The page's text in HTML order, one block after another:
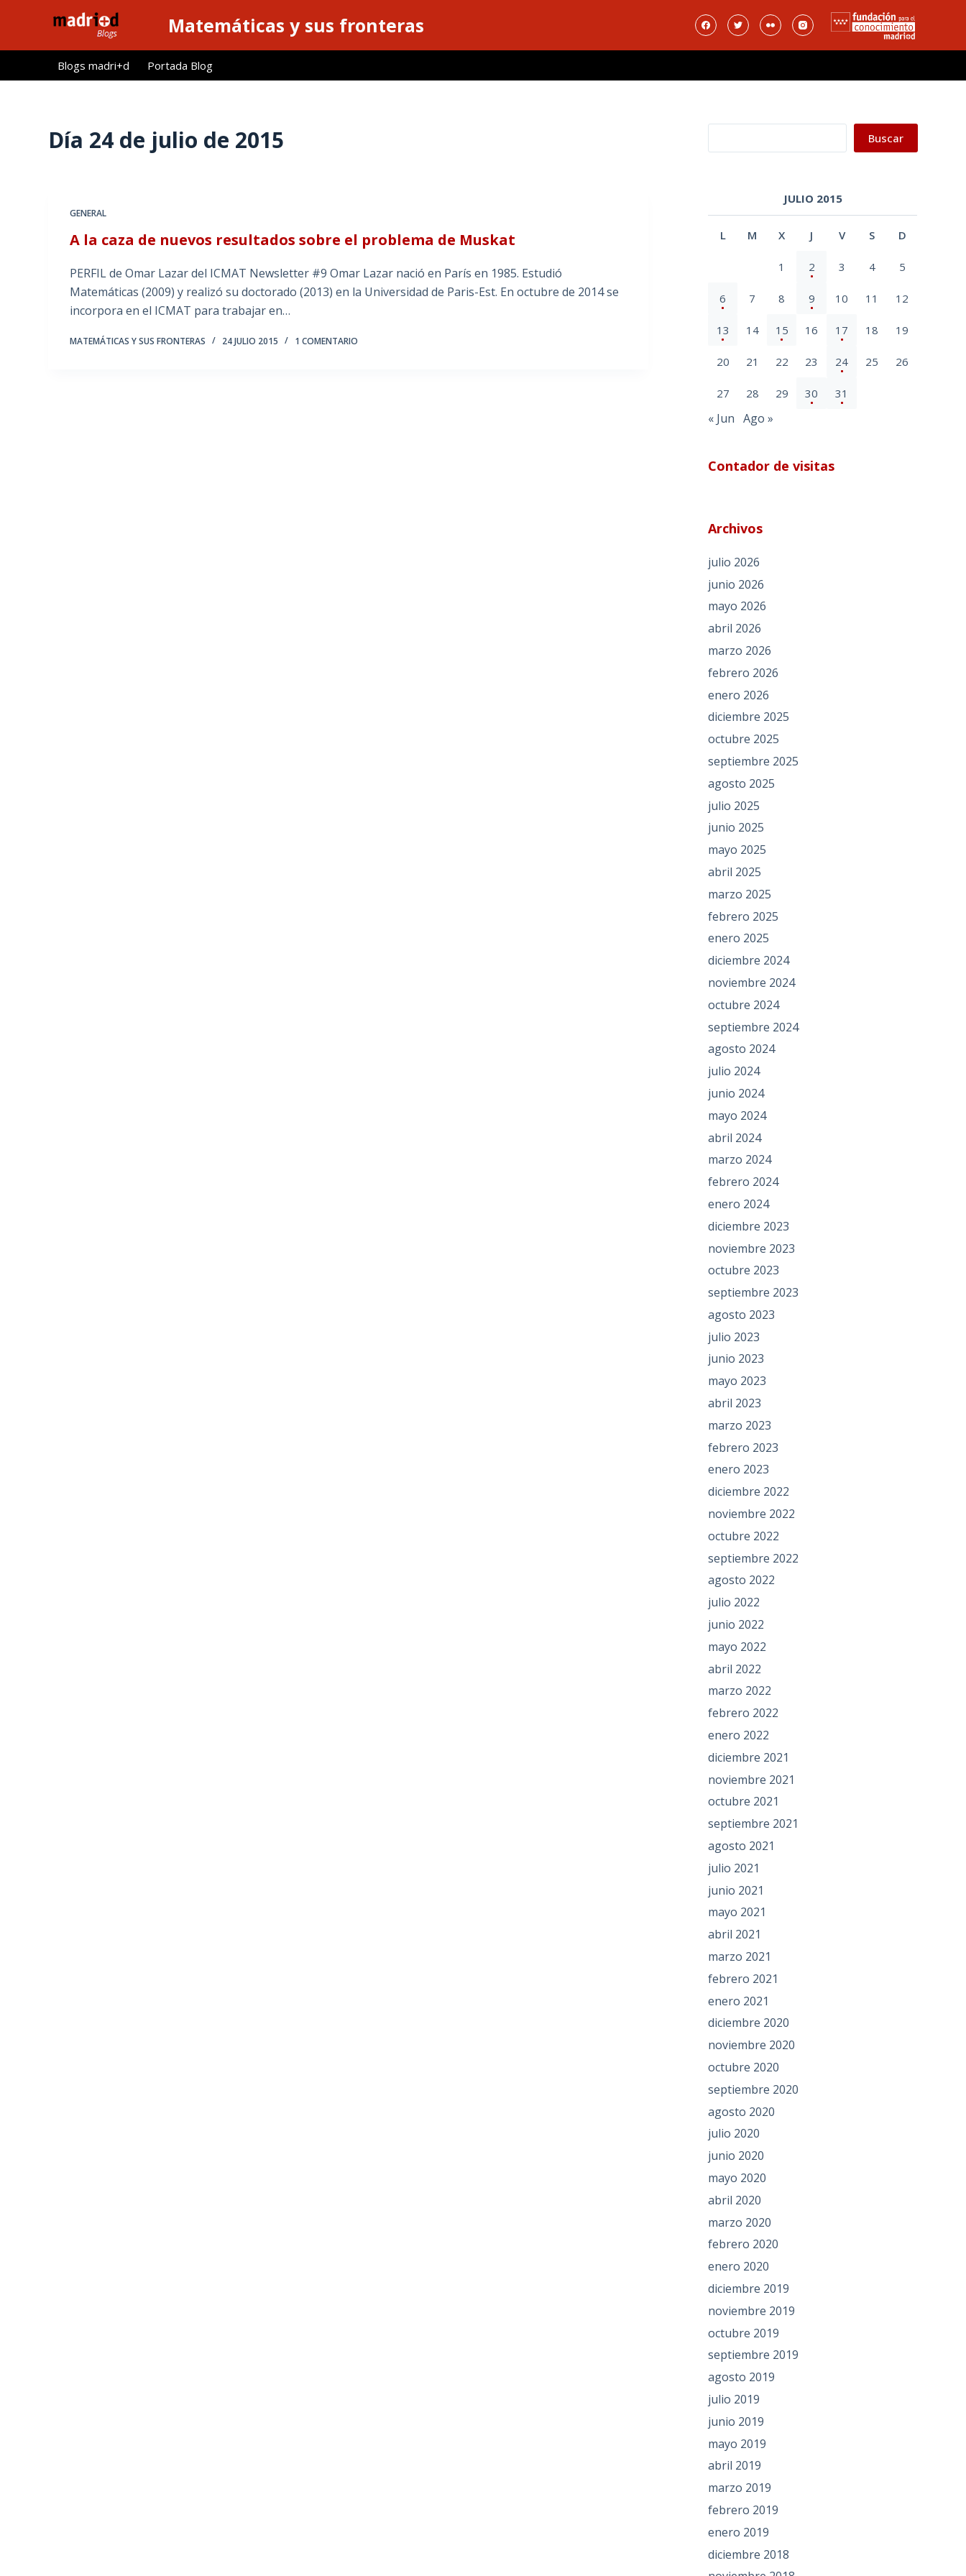
l
Matemáticas y sus fronteras
Blogs madri+d Portada Blog
Día 24 de julio de 2015
GENERAL
A la caza de nuevos resultados sobre el problema de Muskat
PERFIL de Omar Lazar del ICMAT Newsletter #9 Omar Lazar nació en París en 1985. Estudió
Matemáticas (2009) y realizó su doctorado (2013) en la Universidad de Paris-Est. En octubre de 2014 se
incorpora en el ICMAT para trabajar en…
MATEMÁTICAS Y SUS FRONTERAS 24 JULIO 2015 1 COMENTARIO
Buscar
JULIO 2015
L M X J V S D
1 2 3 4 5
6 7 8 9 10 11 12
13 14 15 16 17 18 19
20 21 22 23 24 25 26
27 28 29 30 31
« Jun Ago »
Contador de visitas
Archivos
julio 2026
junio 2026
mayo 2026
abril 2026
marzo 2026
febrero 2026
enero 2026
diciembre 2025
octubre 2025
septiembre 2025
agosto 2025
julio 2025
junio 2025
mayo 2025
abril 2025
marzo 2025
febrero 2025
enero 2025
diciembre 2024
noviembre 2024
octubre 2024
septiembre 2024
agosto 2024
julio 2024
junio 2024
mayo 2024
abril 2024
marzo 2024
febrero 2024
enero 2024
diciembre 2023
noviembre 2023
octubre 2023
septiembre 2023
agosto 2023
julio 2023
junio 2023
mayo 2023
abril 2023
marzo 2023
febrero 2023
enero 2023
diciembre 2022
noviembre 2022
octubre 2022
septiembre 2022
agosto 2022
julio 2022
junio 2022
mayo 2022
abril 2022
marzo 2022
febrero 2022
enero 2022
diciembre 2021
noviembre 2021
octubre 2021
septiembre 2021
agosto 2021
julio 2021
junio 2021
mayo 2021
abril 2021
marzo 2021
febrero 2021
enero 2021
diciembre 2020
noviembre 2020
octubre 2020
septiembre 2020
agosto 2020
julio 2020
junio 2020
mayo 2020
abril 2020
marzo 2020
febrero 2020
enero 2020
diciembre 2019
noviembre 2019
octubre 2019
septiembre 2019
agosto 2019
julio 2019
junio 2019
mayo 2019
abril 2019
marzo 2019
febrero 2019
enero 2019
diciembre 2018